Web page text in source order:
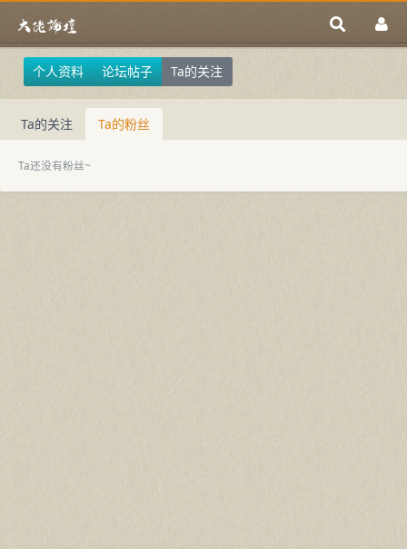
个人资料 论坛帖子 Ta的关注
Ta的关注 Ta的粉丝
Ta还没有粉丝~